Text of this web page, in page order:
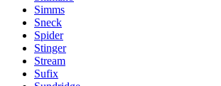
Simms
Sneck
Spider
Stinger
Stream
Sufix